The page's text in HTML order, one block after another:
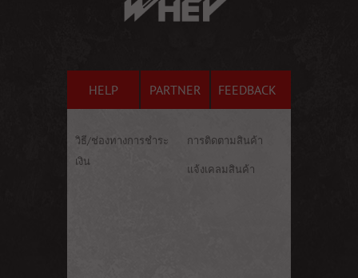
HELP PARTNER FEEDBACK
วิธี/ช่องทางการชำระ
เงิน
การติดตามสินค้า
แจ้งเคลมสินค้า